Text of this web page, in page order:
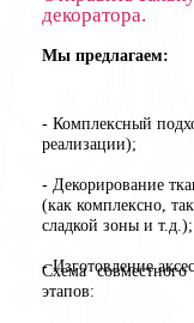
декоратора.
Мы предлагаем:
- Комплексный
реализации);
- Декорирование
(как комплексно,
сладкой зоны и т.д.);
- Изготовление
Схема
этапов: